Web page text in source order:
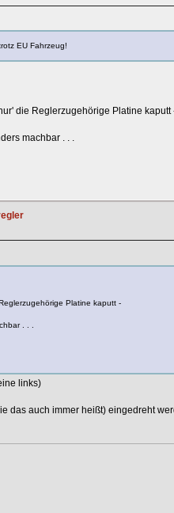
EU Fahrzeug!
die Reglerzugehörige Platine kaputt
machbar . . .
Platine kaputt -
. . .
links)
das auch immer heißt) eingedreht